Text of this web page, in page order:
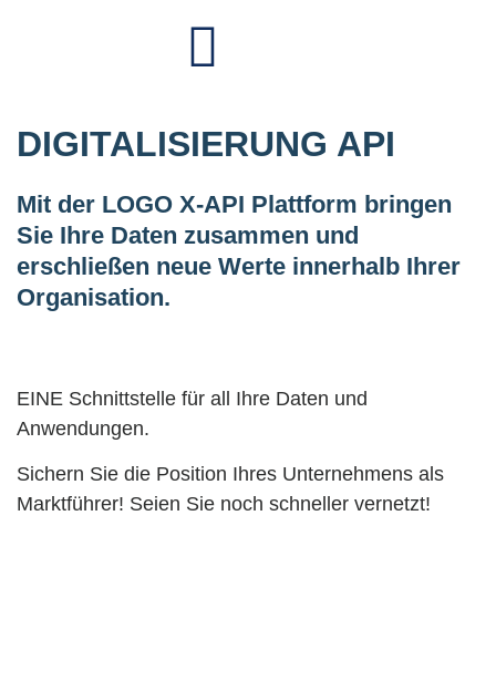
DIGITALISIERUNG API
Mit der LOGO X-API Plattform bringen
Sie Ihre Daten zusammen und
erschließen neue Werte innerhalb Ihrer
Organisation.
EINE Schnittstelle für all Ihre Daten und
Anwendungen.
Sichern Sie die Position Ihres Unternehmens als
Marktführer! Seien Sie noch schneller vernetzt!